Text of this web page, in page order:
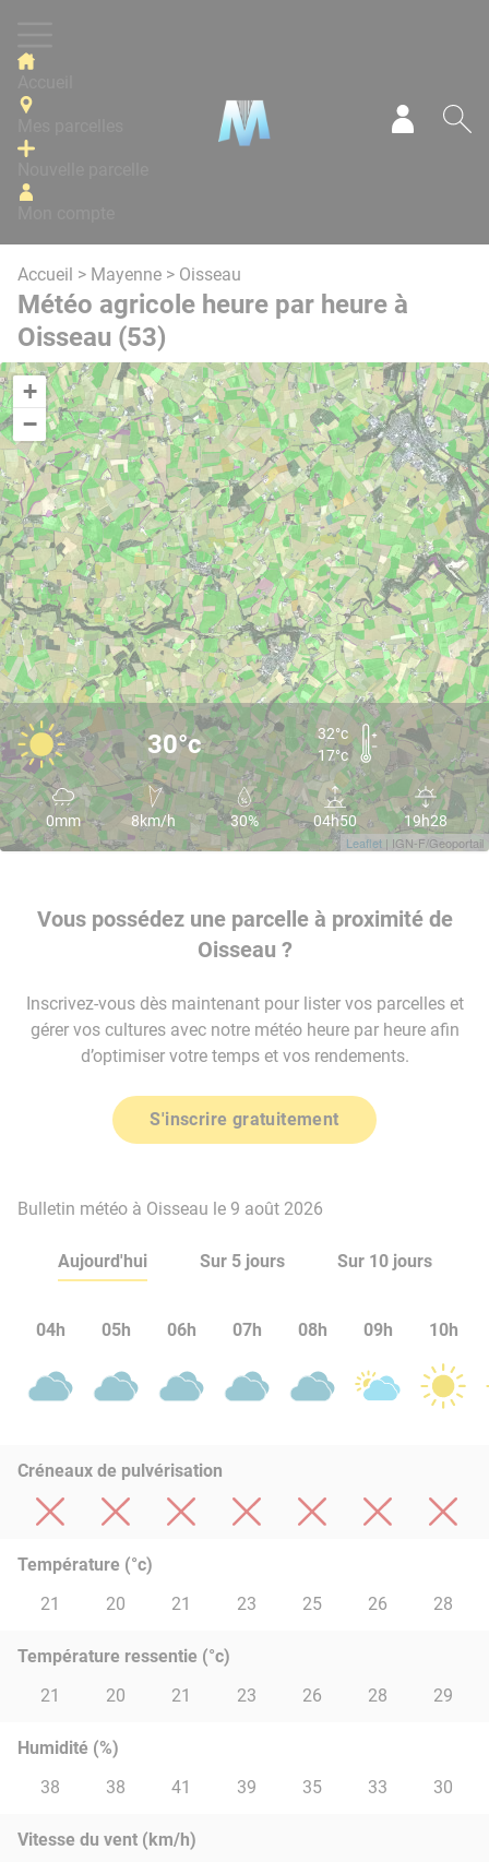
Accueil > Mayenne > Oisseau
Météo agricole heure par heure à
Oisseau (53)
+
−
Leaflet | IGN-F/Geoportail
30°c
32°c
17°c
0mm 8km/h 30% 04h50 19h28
Vous possédez une parcelle à proximité de
Oisseau ?
Inscrivez-vous dès maintenant pour lister vos parcelles et
gérer vos cultures avec notre météo heure par heure afin
d’optimiser votre temps et vos rendements.
S'inscrire gratuitement
Bulletin météo à Oisseau le 9 août 2026
Aujourd'hui Sur 5 jours Sur 10 jours
04h 05h 06h 07h 08h 09h 10h
Créneaux de pulvérisation
Température (°c)
21
20 21 23 25 26 28
Température ressentie (°c)
21
20 21 23 26 28 29
Humidité (%)
38
38 41 39 35 33 30
Vitesse du vent (km/h)